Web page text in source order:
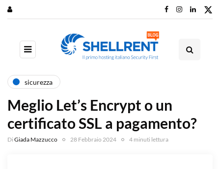
sicurezza
Meglio Let’s Encrypt o un
certificato SSL a pagamento?
Di Giada Mazzucco 28 Febbraio 2024 4 minuti lettura